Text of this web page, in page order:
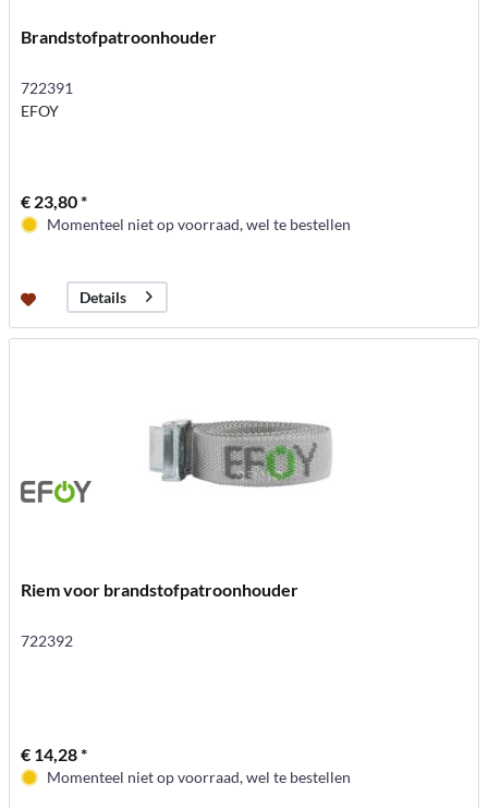
Brandstofpatroonhouder
722391
EFOY
€ 23,80 *
Momenteel niet op voorraad, wel te bestellen
Details
Riem voor brandstofpatroonhouder
722392
€ 14,28 *
Momenteel niet op voorraad, wel te bestellen